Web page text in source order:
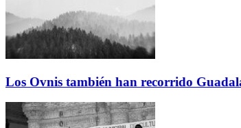
Los Ovnis también han recorrido